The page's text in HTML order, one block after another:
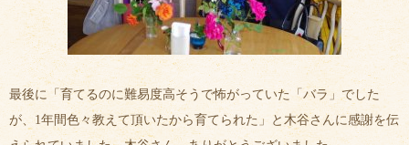
最後に「育てるのに難易度高そうで怖がっていた「バラ」でした
が、1年間色々教えて頂いたから育てられた」と木谷さんに感謝を伝